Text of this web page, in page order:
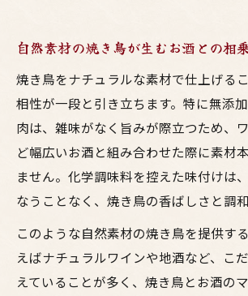
自然素材の焼き鳥が生むお酒との相
焼き鳥をナチュラルな素材で仕上げる
相性が一段と引き立ちます。特に無添
肉は、雑味がなく旨みが際立つため、
ど幅広いお酒と組み合わせた際に素材
ません。化学調味料を控えた味付けは
なうことなく、焼き鳥の香ばしさと調和
このような自然素材の焼き鳥を提供す
えばナチュラルワインや地酒など、こ
えていることが多く、焼き鳥とお酒の